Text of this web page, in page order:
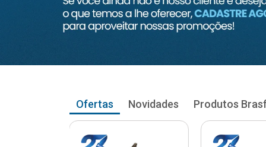
Ofertas Novidades Produtos